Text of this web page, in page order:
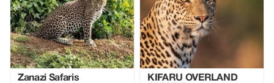
Zanazi Safaris
KIFARU OVERLAND